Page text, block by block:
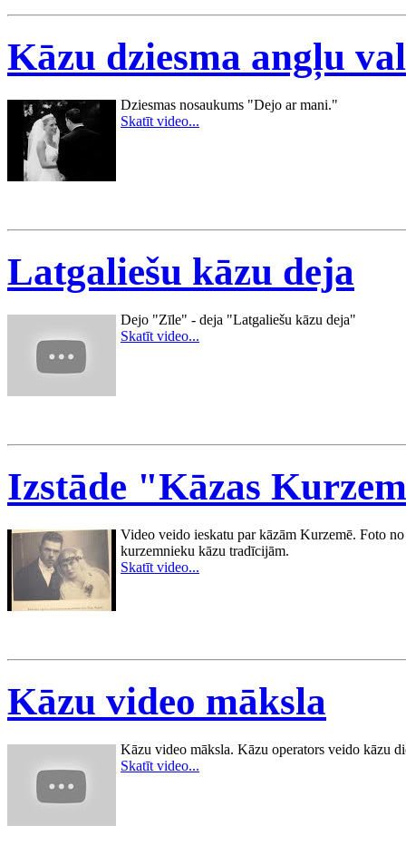
Kāzu dziesma angļu
Dziesmas nosaukums "Dejo ar mani."
Skatīt video...
Latgaliešu kāzu deja
Dejo "Zīle" - deja "Latgaliešu kāzu deja"
Skatīt video...
Izstāde "Kāzas
Video veido ieskatu par kāzām Kurzemē. Foto
kurzemnieku kāzu tradīcijām.
Skatīt video...
Kāzu video māksla
Kāzu video māksla. Kāzu operators veido kāzu
Skatīt video...